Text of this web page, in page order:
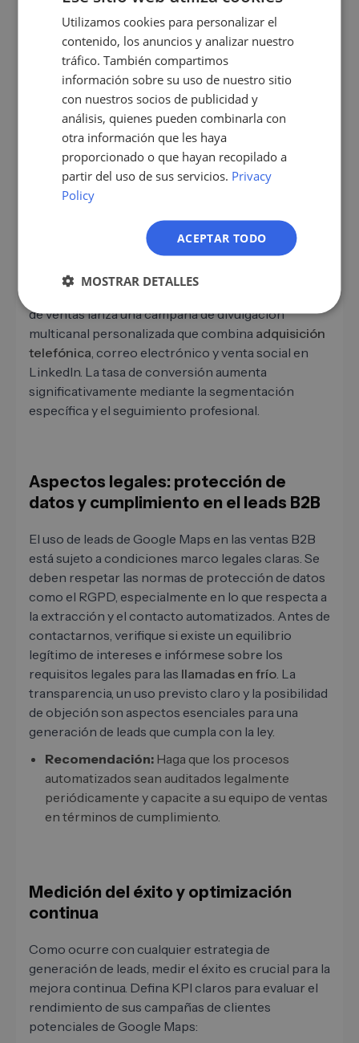
no se pierda ningún cliente potencial y que el
recorrido del cliente esté completamente
documentado.
Ejemplo práctico: clientes
potenciales de Google Maps en
ventas salientes
Una empresa de gestión de instalaciones utiliza
Google Maps para identificar específicamente a los
operadores de bienes raíces comerciales en las
grandes ciudades. Tras una extracción
automatizada de los datos de contacto, los leads se
de ventas lanza una campaña de divulgación
multicanal personalizada que combina adquisición
telefónica, correo electrónico y venta social en
LinkedIn. La tasa de conversión aumenta
significativamente mediante la segmentación
específica y el seguimiento profesional.
Aspectos legales: protección de
datos y cumplimiento en el leads B2B
El uso de leads de Google Maps en las ventas B2B
está sujeto a condiciones marco legales claras. Se
deben respetar las normas de protección de datos
como el RGPD, especialmente en lo que respecta a
la extracción y el contacto automatizados. Antes de
contactarnos, verifique si existe un equilibrio
legítimo de intereses e infórmese sobre los
requisitos legales para las llamadas en frío. La
transparencia, un uso previsto claro y la posibilidad
de objeción son aspectos esenciales para una
generación de leads que cumpla con la ley.
Recomendación: Haga que los procesos
automatizados sean auditados legalmente
periódicamente y capacite a su equipo de ventas
en términos de cumplimiento.
Medición del éxito y optimización
continua
Como ocurre con cualquier estrategia de
generación de leads, medir el éxito es crucial para la
mejora continua. Defina KPI claros para evaluar el
rendimiento de sus campañas de clientes
potenciales de Google Maps:
GERMAN
EN
ES
NL
Utilizamos cookies para personalizar el
contenido, los anuncios y analizar nuestro
tráfico. También compartimos
información sobre su uso de nuestro sitio
con nuestros socios de publicidad y
análisis, quienes pueden combinarla con
otra información que les haya
proporcionado o que hayan recopilado a
partir del uso de sus servicios. Privacy
Policy
ACEPTAR TODO
MOSTRAR DETALLES